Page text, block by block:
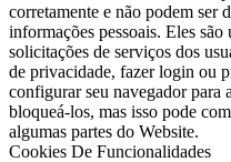
corretamente e não podem ser
informações pessoais. Eles são
solicitações de serviços dos
de privacidade, fazer login ou
configurar seu navegador para
bloqueá-los, mas isso pode
algumas partes do Website.
Cookies De Funcionalidades